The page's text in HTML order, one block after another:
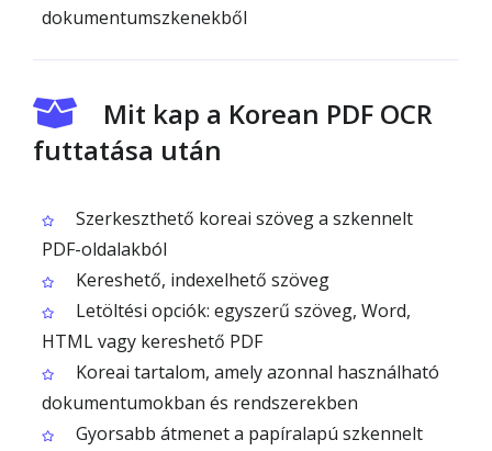
dokumentumszkenekből
Mit kap a Korean PDF OCR
futtatása után
Szerkeszthető koreai szöveg a szkennelt
PDF-oldalakból
Kereshető, indexelhető szöveg
Letöltési opciók: egyszerű szöveg, Word,
HTML vagy kereshető PDF
Koreai tartalom, amely azonnal használható
dokumentumokban és rendszerekben
Gyorsabb átmenet a papíralapú szkennelt